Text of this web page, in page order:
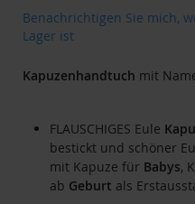
Benachrichtigen Sie mich,
Lager ist
Kapuzenhandtuch mit
FLAUSCHIGES Eule
bestickt und schöner
mit Kapuze für Babys,
ab Geburt als
springen
Anfang
der
springen